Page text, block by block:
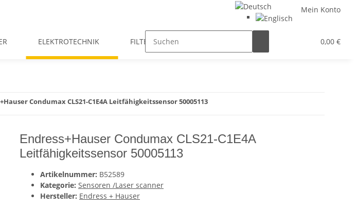
Mein Konto
0,00 €
ELEKTROTECHNIK FILTER / DROSSEL HYDRAULIK
Condumax CLS21-C1E4A Leitfähigkeitssensor 50005113
Endress+Hauser Condumax CLS21-C1E4A
Leitfähigkeitssensor 50005113
Artikelnummer: B52589
Kategorie: Sensoren /Laser scanner
Hersteller: Endress + Hauser